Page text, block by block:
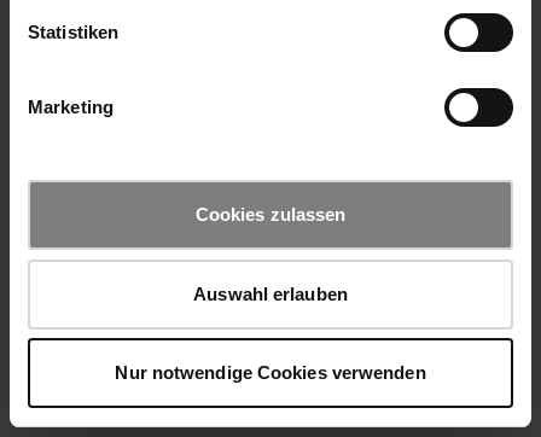
Statistiken
Marketing
Cookies zulassen
Auswahl erlauben
Nur notwendige Cookies verwenden